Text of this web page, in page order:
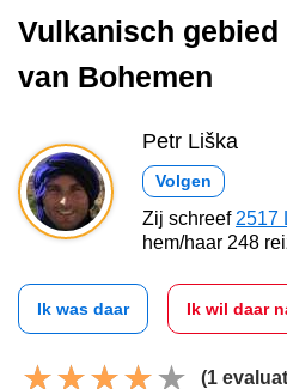
Vulkanisch
van Bohemen
Petr Liška
Volgen
Zij schreef 2517
hem/haar 248
Ik was daar Ik wil daar
(1